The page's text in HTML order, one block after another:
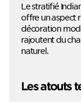
Le stratifié
offre un aspect
décoration
rajoutent du
naturel.
Les atouts